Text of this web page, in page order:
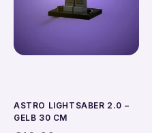
ASTRO LIGHTSABER 2.0 –
GELB 30 CM